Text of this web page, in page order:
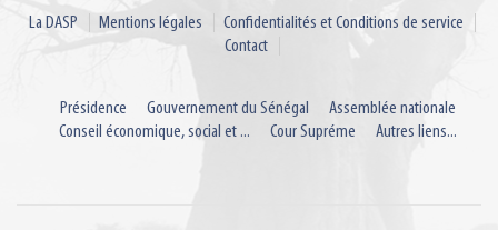
La DASP Mentions légales
Confidentialités et Conditions de service
Contact
Présidence Gouvernement du Sénégal
Assemblée nationale
Conseil économique, social et ...
Cour Supréme Autres liens...